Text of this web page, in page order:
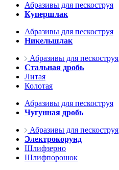
Абразивы для пескоструя
Купершлак
Абразивы для пескоструя
Никельшлак
Абразивы для пескоструя
Стальная дробь
Литая
Колотая
Абразивы для пескоструя
Чугунная дробь
Абразивы для пескоструя
Электрокорунд
Шлифзерно
Шлифпорошок